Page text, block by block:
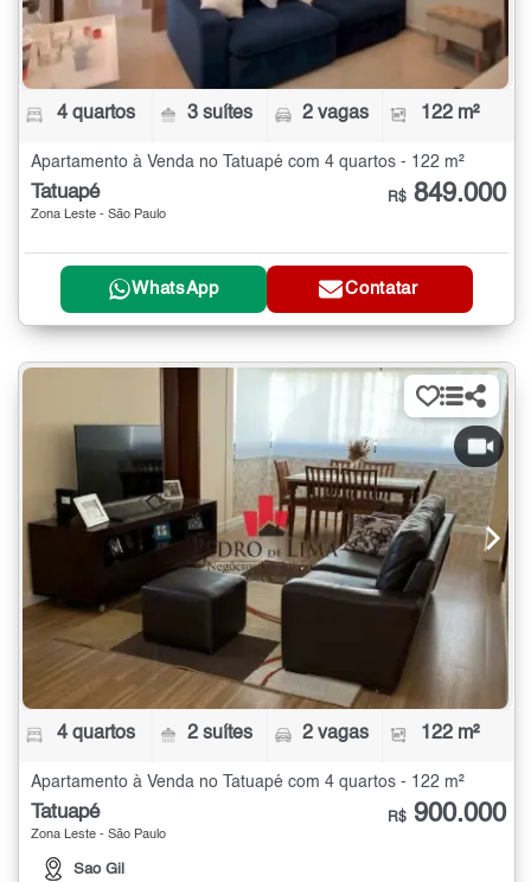
4 quartos 3 suítes 2 vagas 122 m²
Apartamento à Venda no Tatuapé com 4 quartos - 122 m²
Tatuapé
Zona Leste - São Paulo
R$ 849.000
WhatsApp Contatar
4 quartos 2 suítes 2 vagas 122 m²
Apartamento à Venda no Tatuapé com 4 quartos - 122 m²
Tatuapé
Zona Leste - São Paulo
Sao Gil
R$ 900.000